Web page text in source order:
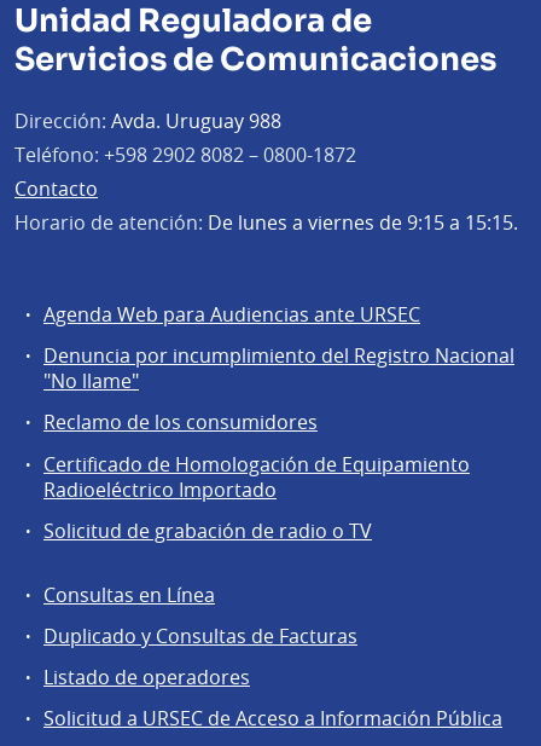
Unidad Reguladora de
Servicios de Comunicaciones
Dirección: Avda. Uruguay 988
Teléfono: +598 2902 8082 – 0800-1872
Contacto
Horario de atención: De lunes a viernes de 9:15 a 15:15.
Servicios
comunidad
Agenda Web para Audiencias ante URSEC
Denuncia por incumplimiento del Registro Nacional
"No llame"
Reclamo de los consumidores
Certificado de Homologación de Equipamiento
Radioeléctrico Importado
Solicitud de grabación de radio o TV
Agentes
regulados
Consultas en Línea
Duplicado y Consultas de Facturas
Listado de operadores
Solicitud a URSEC de Acceso a Información Pública